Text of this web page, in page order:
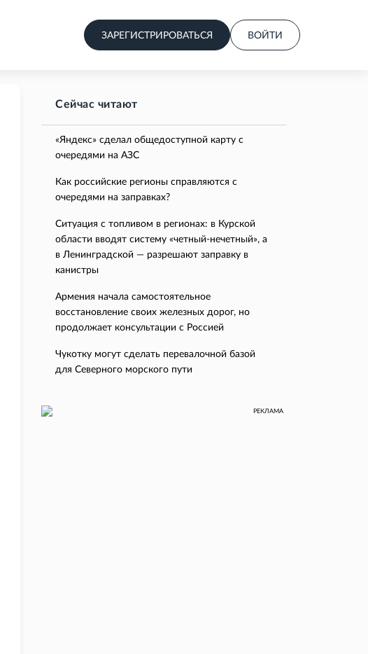
ЗАРЕГИСТРИРОВАТЬСЯ ВОЙТИ
Сейчас читают
«Яндекс» сделал общедоступной карту с
очередями на АЗС
Как российские регионы справляются с
очередями на заправках?
Ситуация с топливом в регионах: в Курской
области вводят систему «четный-нечетный», а
в Ленинградской — разрешают заправку в
канистры
Армения начала самостоятельное
восстановление своих железных дорог, но
продолжает консультации с Россией
Чукотку могут сделать перевалочной базой
для Северного морского пути
РЕКЛАМА